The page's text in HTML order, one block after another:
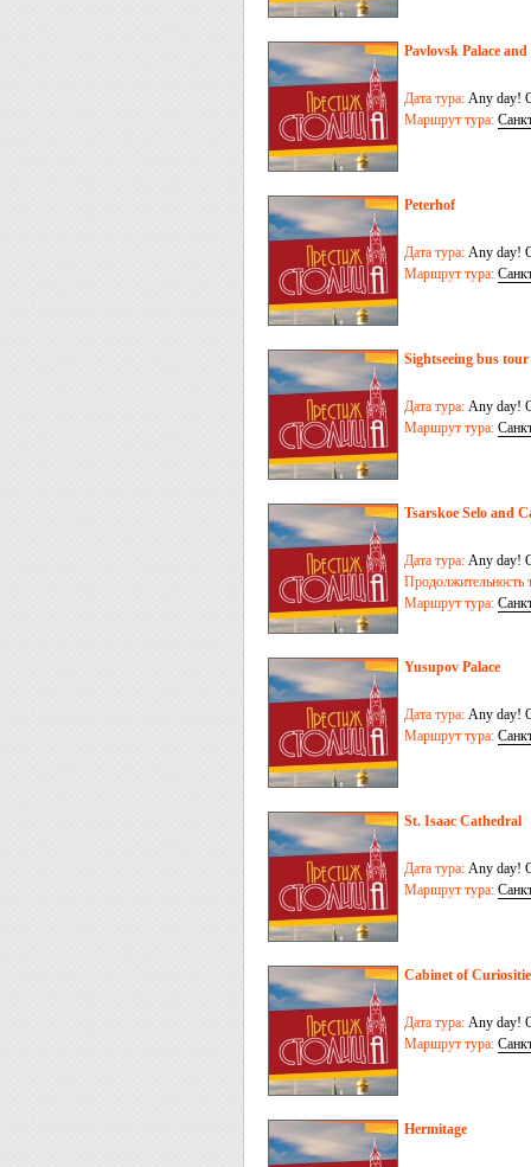
Pavlovsk Palace
Дата тура: Any day!
Маршрут тура:
Peterhof
Дата тура: Any day!
Маршрут тура:
Sightseeing bus tour
Дата тура: Any day!
Маршрут тура:
Tsarskoe Selo and
Дата тура: Any day!
Продолжительность
Маршрут тура:
Yusupov Palace
Дата тура: Any day!
Маршрут тура:
St. Isaac Cathedral
Дата тура: Any day!
Маршрут тура:
Cabinet of
Дата тура: Any day!
Маршрут тура:
Hermitage